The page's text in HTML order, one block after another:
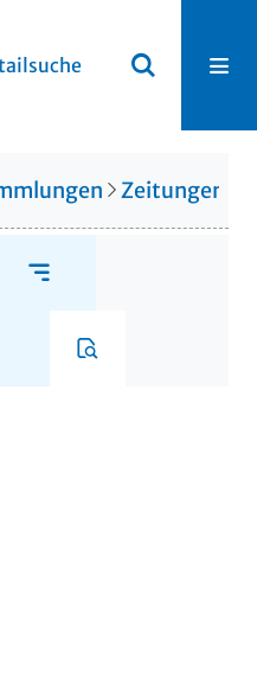
Zeitungen